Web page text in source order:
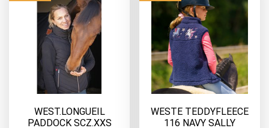
WEST.LONGUEIL
PADDOCK SCZ.XXS
WESTE TEDDYFLEECE
116 NAVY SALLY